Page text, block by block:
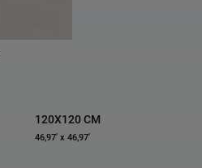
120X120 CM
46,97' x 46,97'